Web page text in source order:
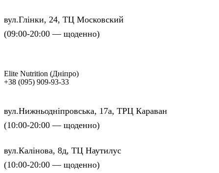
вул.Глінки, 24, ТЦ Московский
(09:00-20:00 — щоденно)
Elite Nutrition (Дніпро)
+38 (095) 909-93-33
вул.Нижньодніпровська, 17а, ТРЦ Караван
(10:00-20:00 — щоденно)
вул.Калінова, 8д, ТЦ Наутилус
(10:00-20:00 — щоденно)